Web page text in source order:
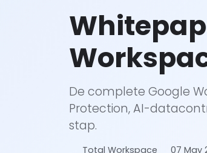
De complete Google
Protection, AI-
stap.
Total Workspace 07 May